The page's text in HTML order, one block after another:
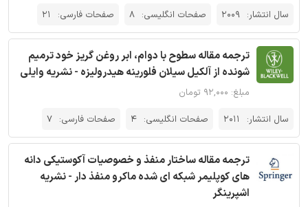
سال انتشار: 2009 صفحات انگلیسی: 8 صفحات فارسی: 21
ترجمه مقاله سطوح با دوام، ابر روغن گریز خود ترمیم
شونده از آلکیل سیلان فلورینه هیدرولیزه - نشریه وایلی
مبلغ: ۹۲,۰۰۰ تومان
سال انتشار:
2011 صفحات انگلیسی: 4 صفحات فارسی: 7
ترجمه مقاله ساختار منفذ و خصوصیات آکوستیکی دانه
های کوپلیمر شبکه ای شده ماکرو منفذ دار - نشریه
اشپرینگر